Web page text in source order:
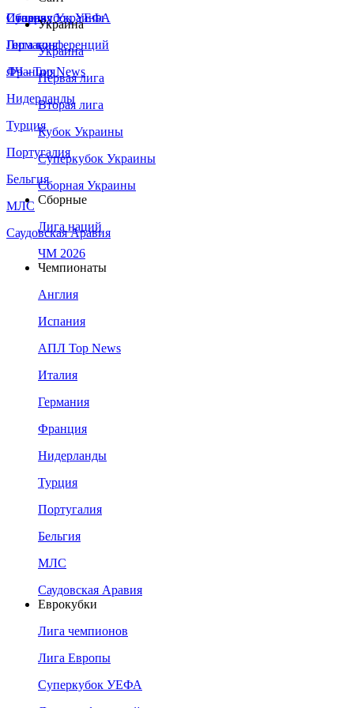
Сборная Украины
Италия
Германия
Франция
Нидерланды
Турция
Португалия
Бельгия
МЛС
Саудовская Аравия
Суперкубок УЕФА
Лига конференций
ЛЧ - Top News
Украина
Украина
Первая лига
Вторая лига
Кубок Украины
Суперкубок Украины
Сборная Украины
Сборные
Лига наций
ЧМ 2026
Чемпионаты
Англия
Испания
АПЛ Top News
Италия
Германия
Франция
Нидерланды
Турция
Португалия
Бельгия
МЛС
Саудовская Аравия
Еврокубки
Лига чемпионов
Лига Европы
Суперкубок УЕФА